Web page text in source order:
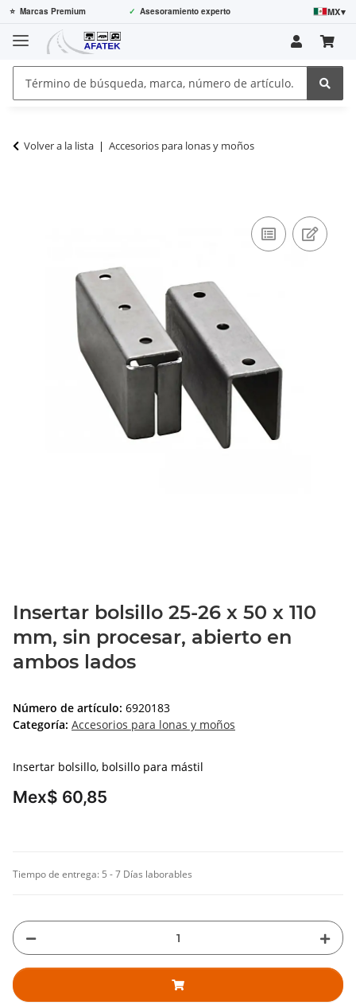
⭐ Marcas Premium ✓ Asesoramiento experto MX▾
Volver a la lista Accesorios para lonas y moños
Insertar bolsillo 25-26 x 50 x 110
mm, sin procesar, abierto en
ambos lados
Número de artículo: 6920183
Categoría: Accesorios para lonas y moños
Insertar bolsillo, bolsillo para mástil
Mex$ 60,85
Tiempo de entrega: 5 - 7 Días laborables